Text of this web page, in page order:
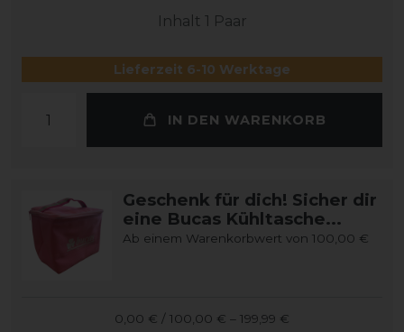
Inhalt 1 Paar
Lieferzeit 6-10 Werktage
IN DEN WARENKORB
Geschenk für dich! Sicher dir
eine Bucas Kühltasche...
Ab einem Warenkorbwert von 100,00 €
0,00 € / 100,00 € – 199,99 €